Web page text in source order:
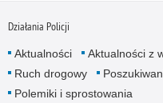
Działania Policji
Aktualności Aktualności z
Ruch drogowy
Polemiki i sprostowania